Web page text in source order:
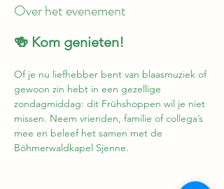
Over het evenement
🍻 Kom genieten!
Of je nu liefhebber bent van blaasmuziek of
gewoon zin hebt in een gezellige
zondagmiddag: dit Frühshoppen wil je niet
missen. Neem vrienden, familie of collega’s
mee en beleef het samen met de
Böhmerwaldkapel Sjenne.